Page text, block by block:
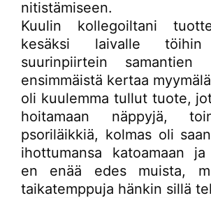
nitistämiseen.
Kuulin kollegoiltani
kesäksi laivalle töihin
suurinpiirtein
ensimmäistä kertaa
oli kuulemma tullut tuote,
hoitamaan näppyjä,
psoriläikkiä, kolmas oli
ihottumansa katoamaan
en enää edes muista,
taikatemppuja hänkin sillä